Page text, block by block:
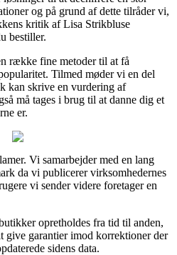
og på grund af dette tilråder vi,
kritik af Lisa Strikbluse
bestiller.
række fine metoder til at få
Tilmed møder vi en del
kan skrive en vurdering af
må tages i brug til at danne dig et
er.
Vi samarbejder med en lang
da vi publicerer virksomhedernes
vi sender videre foretager en
opretholdes fra tid til anden,
give garantier imod korrektioner der
sidens data.